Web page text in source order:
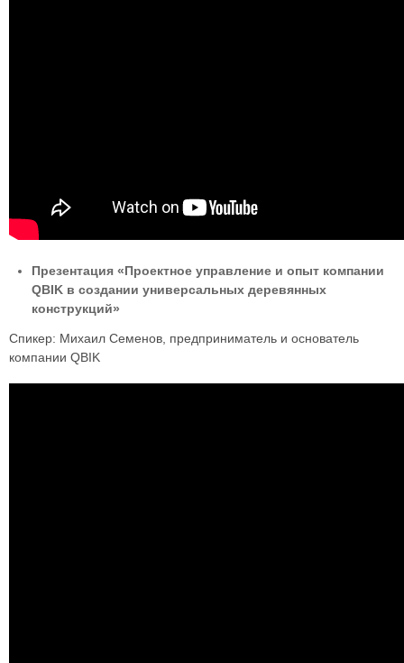
Презентация «Проектное управление и опыт компании
QBIK в создании универсальных деревянных
конструкций»
Спикер: Михаил Семенов, предприниматель и основатель
компании QBIK